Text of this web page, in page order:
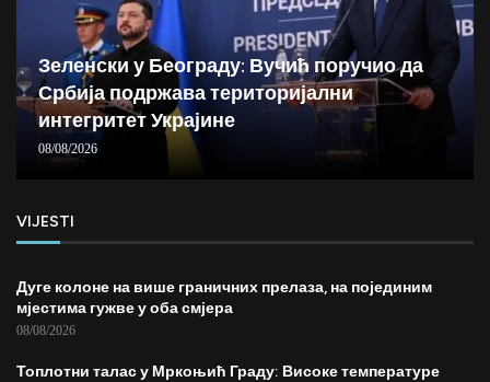
Зеленски у Београду: Вучић поручио да
Србија подржава територијални
интегритет Украјине
08/08/2026
VIJESTI
Дуге колоне на више граничних прелаза, на појединим
мјестима гужве у оба смјера
08/08/2026
Топлотни талас у Мркоњић Граду: Високе температуре